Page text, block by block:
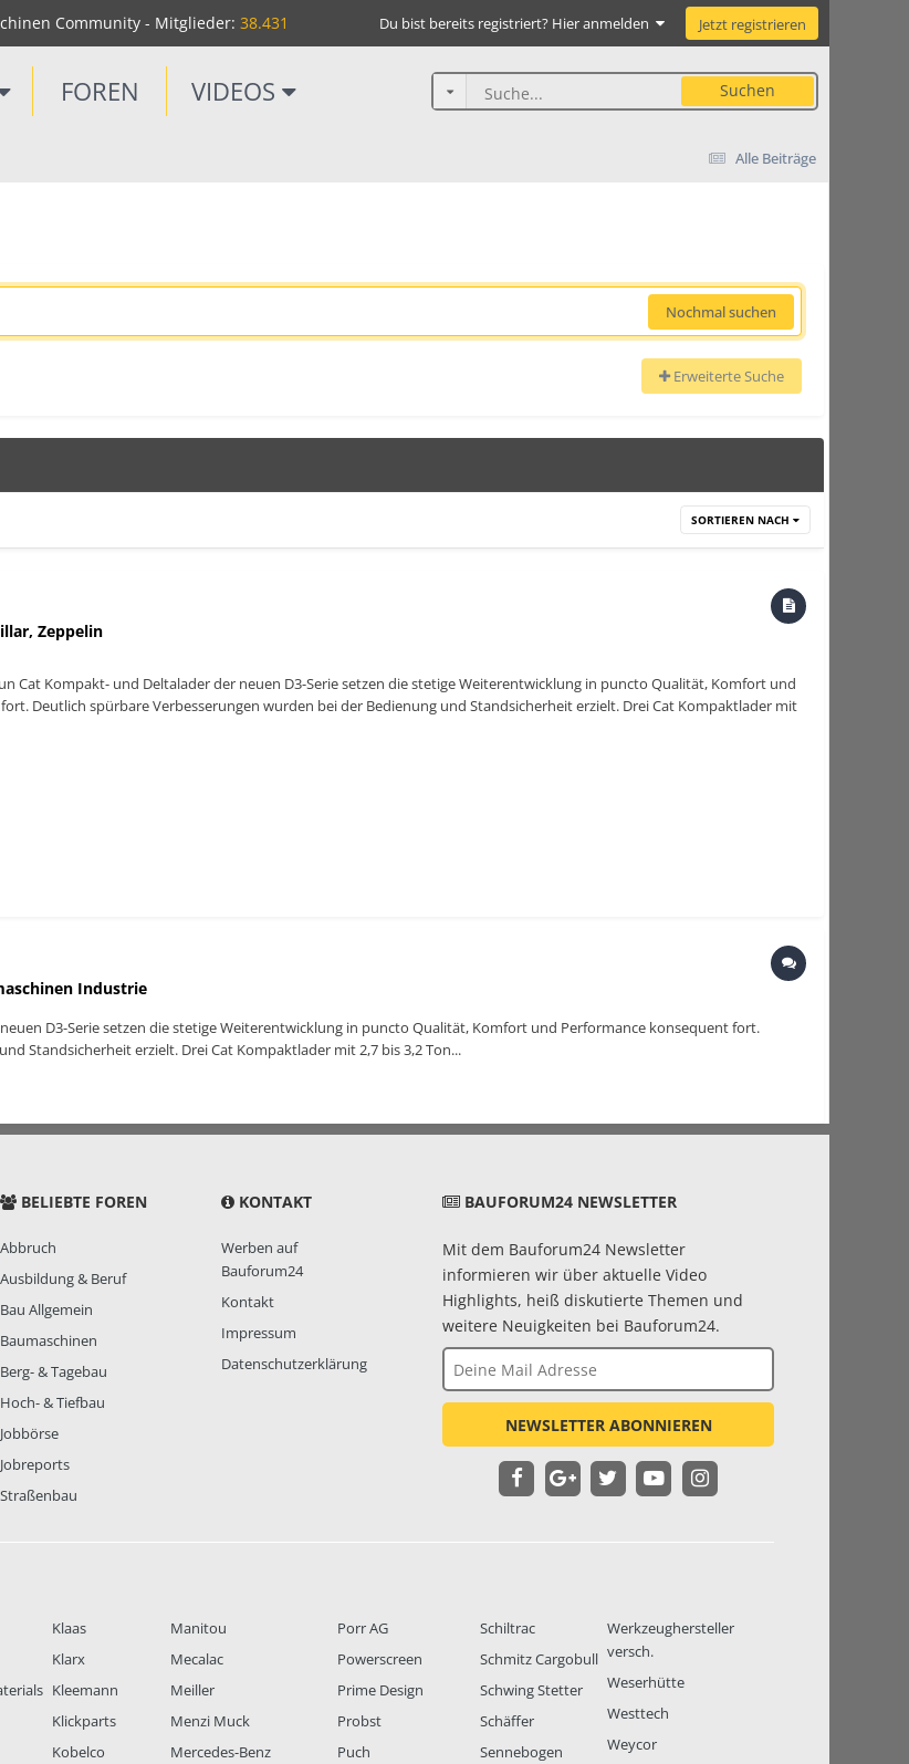
Community - Mitglieder: 38.431 Du bist bereits registriert? Hier anmelden Jetzt registrieren
FOREN VIDEOS Suchen
Alle Beiträge
Nochmal suchen
Erweiterte Suche
SORTIEREN NACH
Zeppelin
Cat Kompakt- und Deltalader der neuen D3-Serie setzen die stetige Weiterentwicklung in puncto Qualität, Komfort und
Deutlich spürbare Verbesserungen wurden bei der Bedienung und Standsicherheit erzielt. Drei Cat Kompaktlader mit
Industrie
D3-Serie setzen die stetige Weiterentwicklung in puncto Qualität, Komfort und Performance konsequent fort.
Standsicherheit erzielt. Drei Cat Kompaktlader mit 2,7 bis 3,2 Ton...
BELIEBTE FOREN
Abbruch
Ausbildung & Beruf
Bau Allgemein
Baumaschinen
Berg- & Tagebau
Hoch- & Tiefbau
Jobbörse
Jobreports
Straßenbau
KONTAKT
Werben auf
Bauforum24
Kontakt
Impressum
Datenschutzerklärung
BAUFORUM24 NEWSLETTER
Mit dem Bauforum24 Newsletter
informieren wir über aktuelle Video
Highlights, heiß diskutierte Themen und
weitere Neuigkeiten bei Bauforum24.
NEWSLETTER ABONNIEREN
Klaas
Klarx
Kleemann
Klickparts
Kobelco
Manitou
Mecalac
Meiller
Menzi Muck
Mercedes-Benz
Porr AG
Powerscreen
Prime Design
Probst
Puch
Schiltrac
Schmitz Cargobull
Schwing Stetter
Schäffer
Sennebogen
Werkzeughersteller
versch.
Weserhütte
Westtech
Weycor